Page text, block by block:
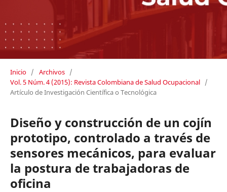
Inicio / Archivos /
Vol. 5 Núm. 4 (2015): Revista Colombiana de Salud Ocupacional /
Artículo de Investigación Científica o Tecnológica
Diseño y construcción de un cojín
prototipo, controlado a través de
sensores mecánicos, para evaluar
la postura de trabajadoras de
oficina